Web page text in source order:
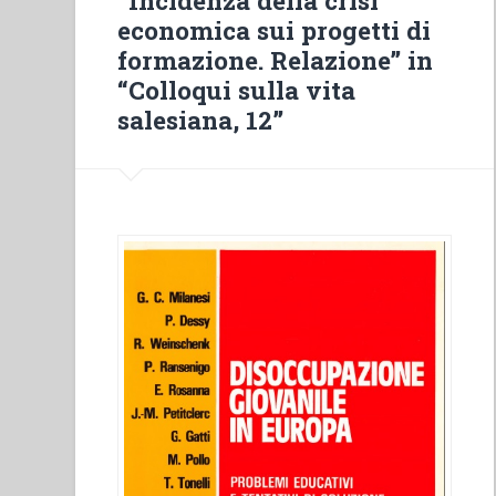
Don
Bosco”
economica sui progetti di
formazione. Relazione” in
“Colloqui sulla vita
salesiana, 12”